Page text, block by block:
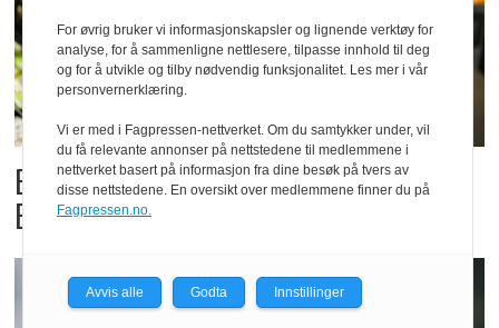
Billigbonanza da Norge slo
Elfenbenkysten
For øvrig bruker vi informasjonskapsler og lignende verktøy for
analyse, for å sammenligne nettlesere, tilpasse innhold til deg
og for å utvikle og tilby nødvendig funksjonalitet. Les mer i vår
personvernerklæring.
Vi er med i Fagpressen-nettverket. Om du samtykker under, vil
du få relevante annonser på nettstedene til medlemmene i
nettverket basert på informasjon fra dine besøk på tvers av
disse nettstedene. En oversikt over medlemmene finner du på
Fagpressen.no.
Avvis alle Godta Innstillinger